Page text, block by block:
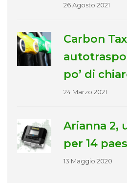
26 Agosto 2021
Carbon
po’ di
24 Marzo 2021
Arianna 2,
per 14
13 Maggio 2020